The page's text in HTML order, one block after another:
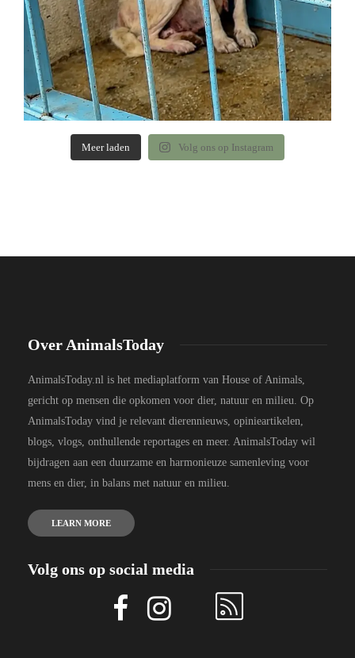
Meer laden Volg ons op Instagram
Over AnimalsToday
AnimalsToday.nl is het mediaplatform van House of Animals,
gericht op mensen die opkomen voor dier, natuur en milieu. Op
AnimalsToday vind je relevant dierennieuws, opinieartikelen,
blogs, vlogs, onthullende reportages en meer. AnimalsToday wil
bijdragen aan een duurzame en harmonieuze samenleving voor
mens en dier, in balans met natuur en milieu.
LEARN MORE
Volg ons op social media